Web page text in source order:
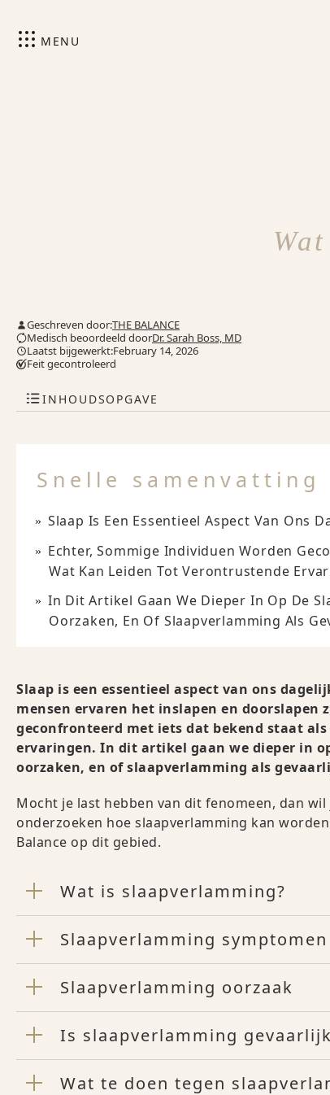
MENU
Geschreven door:THE BALANCE
Medisch beoordeeld doorDr. Sarah Boss, MD
Laatst bijgewerkt:February 14, 2026
Feit gecontroleerd
INHOUDSOPGAVE
Snelle samenvatting
Slaap Is Een Essentieel Aspect Van Ons
Echter, Sommige Individuen Worden
Wat Kan Leiden Tot Verontrustende
In Dit Artikel Gaan We Dieper In Op De
Oorzaken, En Of Slaapverlamming Als
Slaap is een essentieel aspect van ons
mensen ervaren het inslapen en doorslapen
geconfronteerd met iets dat bekend staat
ervaringen. In dit artikel gaan we dieper in
oorzaken, en of slaapverlamming als
Mocht je last hebben van dit fenomeen, dan
onderzoeken hoe slaapverlamming kan
Balance op dit gebied.
Wat is slaapverlamming?
Slaapverlamming symptomen
Slaapverlamming oorzaak
Is slaapverlamming
Wat te doen tegen